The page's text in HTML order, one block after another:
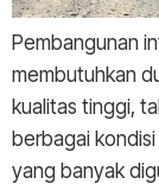
Pembangunan
membutuhkan
kualitas tinggi,
berbagai
yang banyak